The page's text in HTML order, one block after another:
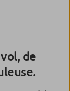
de